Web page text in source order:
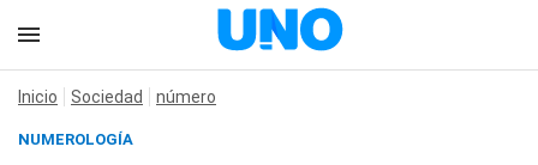
Inicio Sociedad número
NUMEROLOGÍA